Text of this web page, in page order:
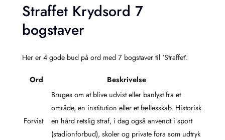
Straffet Krydsord 7
bogstaver
Her er 4 gode bud på ord med 7 bogstaver til ‘Straffet’.
Ord Beskrivelse
Forvist
Bruges om at blive udvist eller banlyst fra et
område, en institution eller et fællesskab. Historisk
en hård retslig straf, i dag også anvendt i sport
(stadionforbud), skoler og private fora som udtryk